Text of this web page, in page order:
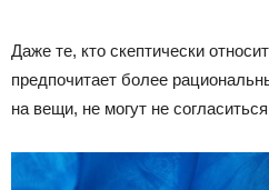
Даже те, кто скептически
предпочитает более
на вещи, не могут не